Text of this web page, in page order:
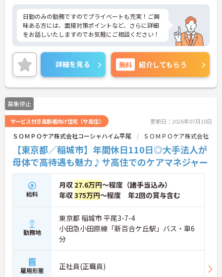
日勤のみの勤務ですのでプライベートも充実！ご興
味ある方には、面接対策ポイントなど、さらに詳細
をお話しいたしますのでお気軽にご相談ください！
詳細を見る 無料 紹介してもらう
募集停止
サービス付き高齢者向け住宅（サ高住） 更新日：2026年07月10日
ＳＯＭＰＯケア株式会社コーシャハイム平尾 ＳＯＭＰＯケア株式会社
【東京都／稲城市】年間休日110日◎大手法人が
母体で高待遇も魅力♪サ高住でのケアマネジャー
給料
月収 27.6万円～程度（諸手当込み）
年収375万円～程度 年2回の賞与含む
勤務地
東京都 稲城市 平尾3-7-4
小田急小田原線「新百合ケ丘駅」バス・車6
分
雇用形態 正社員(正職員)